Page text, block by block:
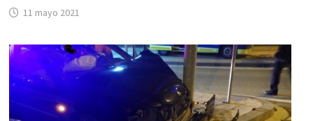
11 mayo 2021